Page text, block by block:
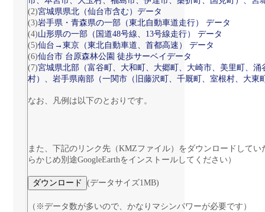
(2)宮城県県北（仙台市含む）データ
(3)岩手県・青森県の一部（東北自動車道走行） データ
(4)山形県の一部（国道48号線、13号線走行） データ
(5)仙台→東京（東北自動車道、首都高速） データ
(6)仙台市 台原森林公園 徒歩サーベイデータ
(7)宮城県北部（富谷町、大和町、大郷町、大崎市、美里町、
村）、岩手県南部（一関市（旧藤沢町、千厩町、室根村、大
なお、凡例は以下のとおりです。
また、下記のリンク先（KMZファイル）をダウンロードして
らかじめ別途GoogleEarthをインストールしてください）
(データサイズ1MB)
（※データ数が多いので、かなりマシンパワーが必要です）